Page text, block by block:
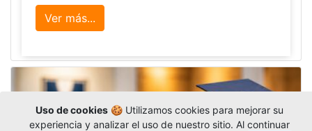
Ver más...
Uso de cookies🍪 Utilizamos cookies para mejorar su
experiencia y analizar el uso de nuestro sitio. Al continuar